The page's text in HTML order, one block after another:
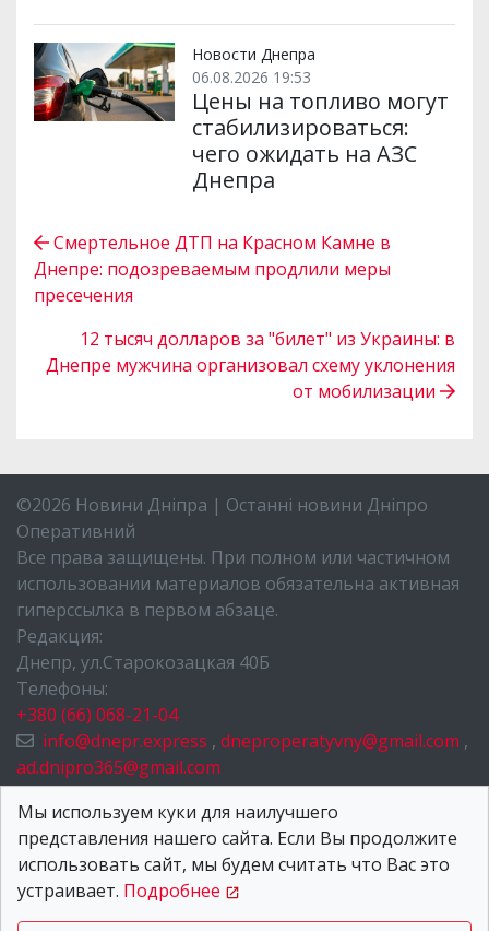
Новости Днепра
06.08.2026 19:53
Цены на топливо могут
стабилизироваться:
чего ожидать на АЗС
Днепра
Смертельное ДТП на Красном Камне в
Днепре: подозреваемым продлили меры
пресечения
12 тысяч долларов за "билет" из Украины: в
Днепре мужчина организовал схему уклонения
от мобилизации
©2026 Новини Дніпра | Останні новини Дніпро
Оперативний
Все права защищены. При полном или частичном
использовании материалов обязательна активная
гиперссылка в первом абзаце.
Редакция:
Днепр, ул.Старокозацкая 40Б
Телефоны:
+380 (66) 068-21-04
info@dnepr.express , dneproperatyvny@gmail.com ,
ad.dnipro365@gmail.com
НОВОСТИ ДНЕПРА
О НАС
КОНТАКТЫ
Мы используем куки для наилучшего
представления нашего сайта. Если Вы продолжите
использовать сайт, мы будем считать что Вас это
устраивает. Подробнее